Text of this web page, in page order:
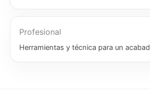
Profesional
Herramientas y técnica para un